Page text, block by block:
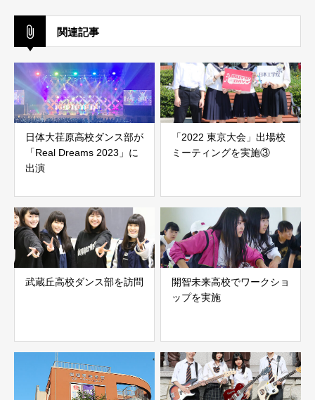
関連記事
日体大荏原高校ダンス部が
「Real Dreams 2023」に
出演
「2022 東京大会」出場校
ミーティングを実施③
武蔵丘高校ダンス部を訪問
開智未来高校でワークショ
ップを実施